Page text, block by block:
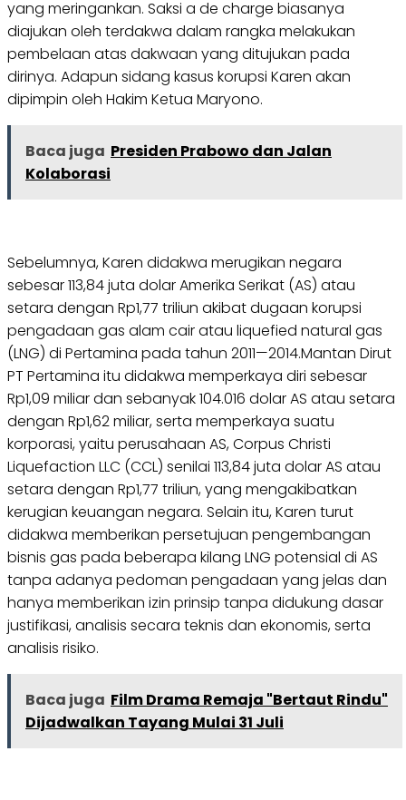
yang meringankan. Saksi a de charge biasanya
diajukan oleh terdakwa dalam rangka melakukan
pembelaan atas dakwaan yang ditujukan pada
dirinya. Adapun sidang kasus korupsi Karen akan
dipimpin oleh Hakim Ketua Maryono.
Baca juga Presiden Prabowo dan Jalan
Kolaborasi
Sebelumnya, Karen didakwa merugikan negara
sebesar 113,84 juta dolar Amerika Serikat (AS) atau
setara dengan Rp1,77 triliun akibat dugaan korupsi
pengadaan gas alam cair atau liquefied natural gas
(LNG) di Pertamina pada tahun 2011—2014.Mantan Dirut
PT Pertamina itu didakwa memperkaya diri sebesar
Rp1,09 miliar dan sebanyak 104.016 dolar AS atau setara
dengan Rp1,62 miliar, serta memperkaya suatu
korporasi, yaitu perusahaan AS, Corpus Christi
Liquefaction LLC (CCL) senilai 113,84 juta dolar AS atau
setara dengan Rp1,77 triliun, yang mengakibatkan
kerugian keuangan negara. Selain itu, Karen turut
didakwa memberikan persetujuan pengembangan
bisnis gas pada beberapa kilang LNG potensial di AS
tanpa adanya pedoman pengadaan yang jelas dan
hanya memberikan izin prinsip tanpa didukung dasar
justifikasi, analisis secara teknis dan ekonomis, serta
analisis risiko.
Baca juga Film Drama Remaja "Bertaut Rindu"
Dijadwalkan Tayang Mulai 31 Juli